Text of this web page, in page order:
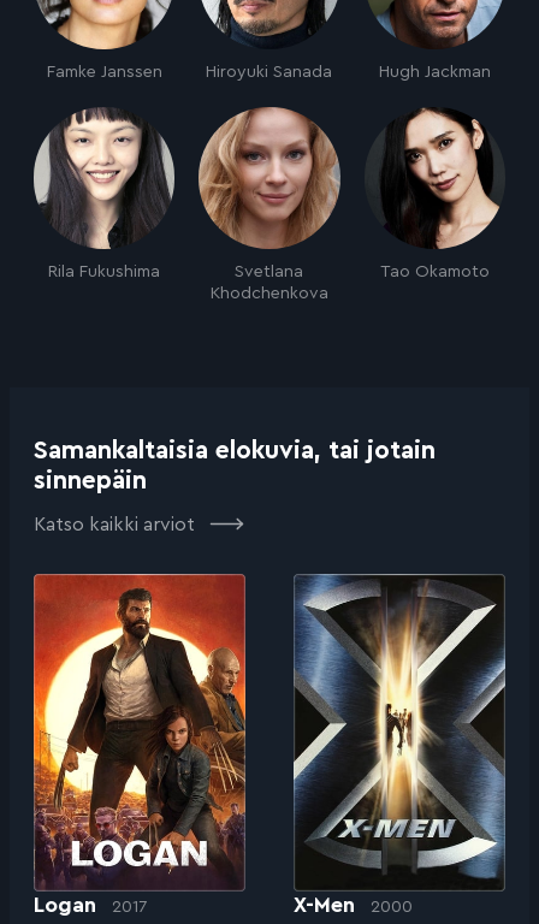
Famke Janssen Hiroyuki Sanada Hugh Jackman
Rila Fukushima
Svetlana
Khodchenkova
Tao Okamoto
Samankaltaisia elokuvia, tai jotain
sinnepäin
Katso kaikki arviot
Logan 2017 X-Men 2000